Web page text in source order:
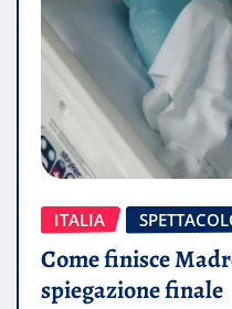
ITALIA
Come finisce
spiegazione finale